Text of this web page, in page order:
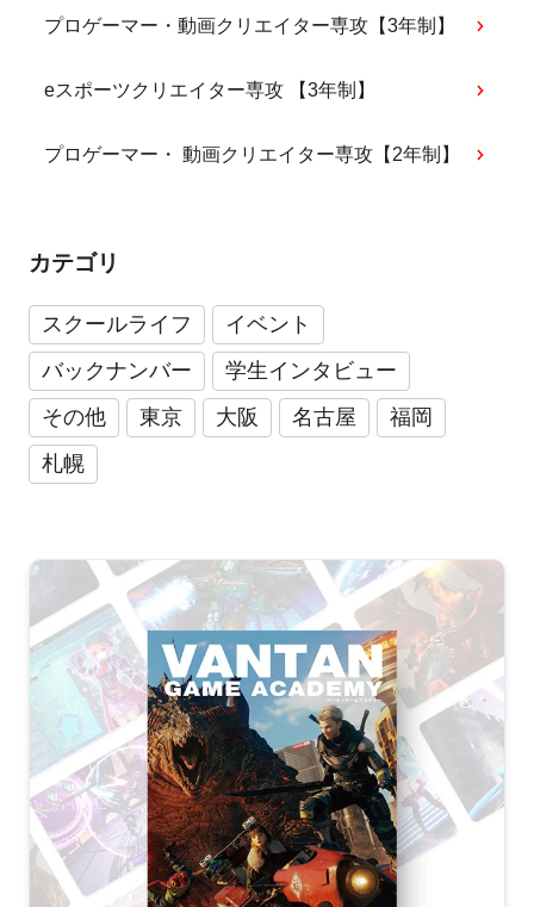
プロゲーマー・動画クリエイター専攻【3年制】
eスポーツクリエイター専攻 【3年制】
プロゲーマー・ 動画クリエイター専攻【2年制】
カテゴリ
スクールライフ
イベント
バックナンバー
学生インタビュー
その他
東京 大阪 名古屋
福岡
札幌